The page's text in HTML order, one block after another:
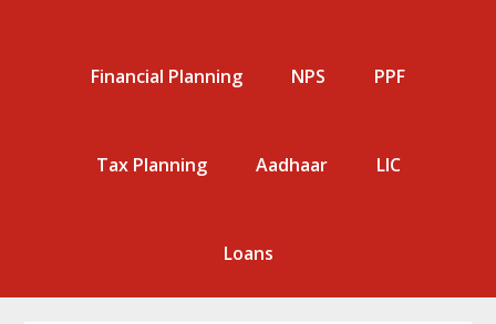
Financial Planning NPS PPF
Tax Planning Aadhaar LIC
Loans